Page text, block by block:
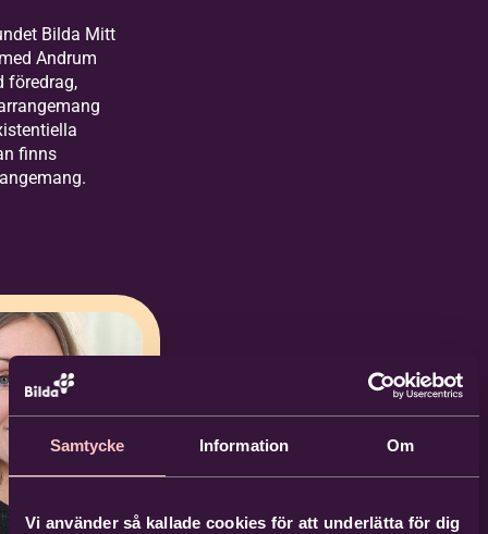
Samtycke Information Om
Vi använder så kallade cookies för att underlätta för dig
Bilda Mitt
Andrum
föredrag,
finns